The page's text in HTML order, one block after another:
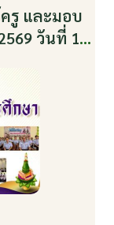
ครู และมอบ
วันที่ 11